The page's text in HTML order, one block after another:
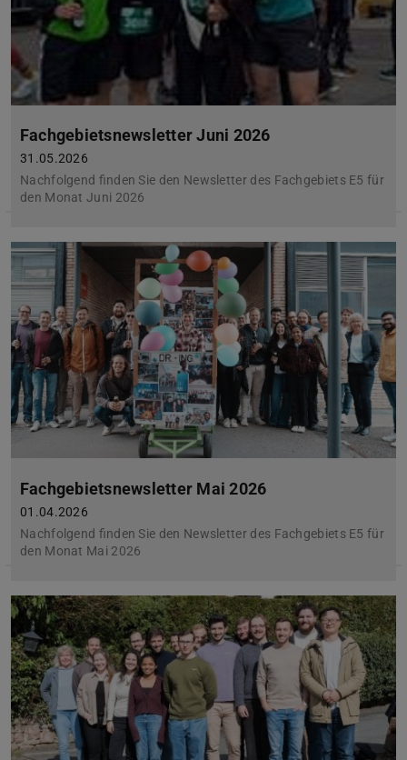
Fachgebietsnewsletter Juni 2026
31.05.2026
Nachfolgend finden Sie den Newsletter des Fachgebiets E5 für
den Monat Juni 2026
Fachgebietsnewsletter Mai 2026
01.04.2026
Nachfolgend finden Sie den Newsletter des Fachgebiets E5 für
den Monat Mai 2026